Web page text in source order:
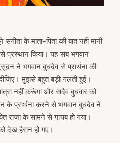
के माता-पिता की बात नहीं मानी
प्रस्थान किया। यह सब भगवान
ने भगवान बुधदेव से प्रार्थना की
मुझसे बहुत बड़ी गलती हुई।
नहीं करूंगा और सदैव बुधवार को
के प्रार्थना करने से भगवान बुधदेव ने
राजा के सामने से गायब हो गया।
देख हैरान हो गए।